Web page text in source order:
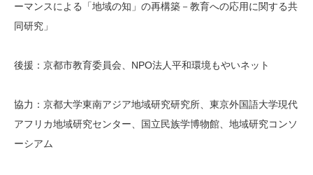
ーマンスによる「地域の知」の再構築－教育への応用に関する共
同研究」
後援：京都市教育委員会、NPO法人平和環境もやいネット
協力：京都大学東南アジア地域研究研究所、東京外国語大学現代
アフリカ地域研究センター、国立民族学博物館、地域研究コンソ
ーシアム